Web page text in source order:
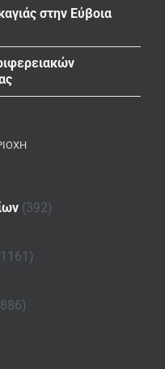
στην Εύβοια
(392)